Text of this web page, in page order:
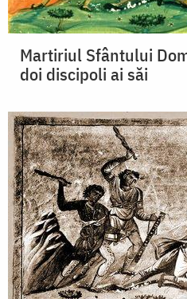
Martiriul Sfântului
doi discipoli ai săi